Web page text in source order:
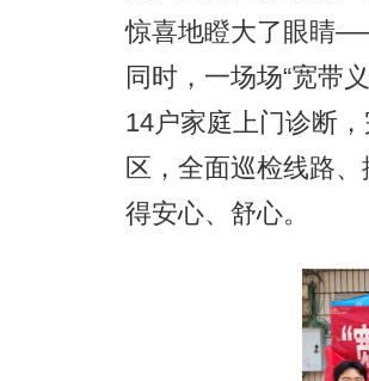
惊喜地瞪大了眼睛
同时，一场场“宽带
14户家庭上门诊断
区，全面巡检线路
得安心、舒心。